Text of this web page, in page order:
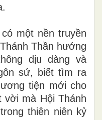
một nền truyền
Thần hướng
dịu dàng và
sứ, biết tìm ra
tiện mới cho
vời mà Hội Thánh
thiên niên kỷ